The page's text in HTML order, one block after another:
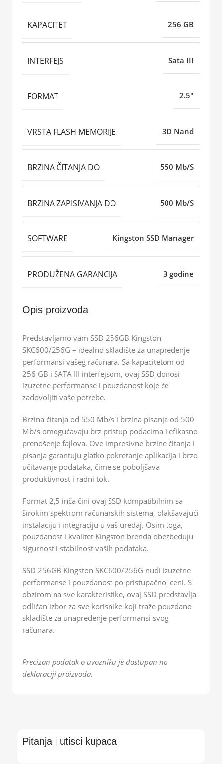
KAPACITET 256 GB
INTERFEJS Sata III
FORMAT 2.5"
VRSTA FLASH MEMORIJE 3D Nand
BRZINA ČITANJA DO 550 Mb/S
BRZINA ZAPISIVANJA DO 500 Mb/S
SOFTWARE Kingston SSD Manager
PRODUŽENA GARANCIJA 3 godine
Opis proizvoda
Predstavljamo vam SSD 256GB Kingston
SKC600/256G – idealno skladište za unapređenje
performansi vašeg računara. Sa kapacitetom od
256 GB i SATA III interfejsom, ovaj SSD donosi
izuzetne performanse i pouzdanost koje će
zadovoljiti vaše potrebe.
Brzina čitanja od 550 Mb/s i brzina pisanja od 500
Mb/s omogućavaju brz pristup podacima i efikasno
prenošenje fajlova. Ove impresivne brzine čitanja i
pisanja garantuju glatko pokretanje aplikacija i brzo
učitavanje podataka, čime se poboljšava
produktivnost i radni tok.
Format 2,5 inča čini ovaj SSD kompatibilnim sa
širokim spektrom računarskih sistema, olakšavajući
instalaciju i integraciju u vaš uređaj. Osim toga,
pouzdanost i kvalitet Kingston brenda obezbeđuju
sigurnost i stabilnost vaših podataka.
SSD 256GB Kingston SKC600/256G nudi izuzetne
performanse i pouzdanost po pristupačnoj ceni. S
obzirom na sve karakteristike, ovaj SSD predstavlja
odličan izbor za sve korisnike koji traže pouzdano
skladište za unapređenje performansi svog
računara.
Precizan podatak o uvozniku je dostupan na
deklaraciji proizvoda.
Pitanja i utisci kupaca